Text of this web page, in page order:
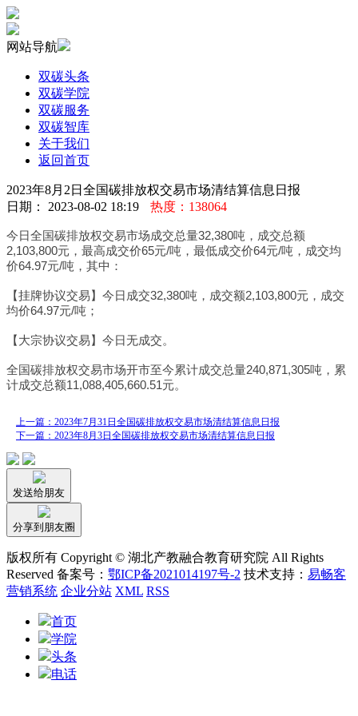
网站导航
双碳头条
双碳学院
双碳服务
双碳智库
关于我们
返回首页
2023年8月2日全国碳排放权交易市场清结算信息日报
日期： 2023-08-02 18:19
热度：138064
今日全国碳排放权交易市场成交总量32,380吨，成交总额
2,103,800元，最高成交价65元/吨，最低成交价64元/吨，成交均
价64.97元/吨，其中：
【挂牌协议交易】今日成交32,380吨，成交额2,103,800元，成交
均价64.97元/吨；
【大宗协议交易】今日无成交。
全国碳排放权交易市场开市至今累计成交总量240,871,305吨，累
计成交总额11,088,405,660.51元。
上一篇：2023年7月31日全国碳排放权交易市场清结算信息日报
下一篇：2023年8月3日全国碳排放权交易市场清结算信息日报
发送给朋友
分享到朋友圈
版权所有 Copyright © 湖北产教融合教育研究院 All Rights
Reserved 备案号： 鄂ICP备2021014197号-2 技术支持： 易畅客
营销系统 企业分站 XML RSS
首页
学院
头条
电话